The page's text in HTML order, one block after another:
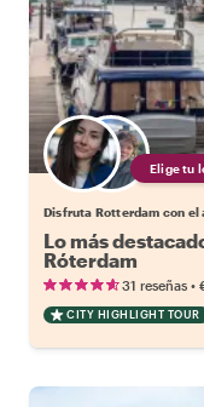
Elige tu
Disfruta Rotterdam con
Lo más
Róterdam
31 reseñas •
CITY HIGHLIGHT TOUR